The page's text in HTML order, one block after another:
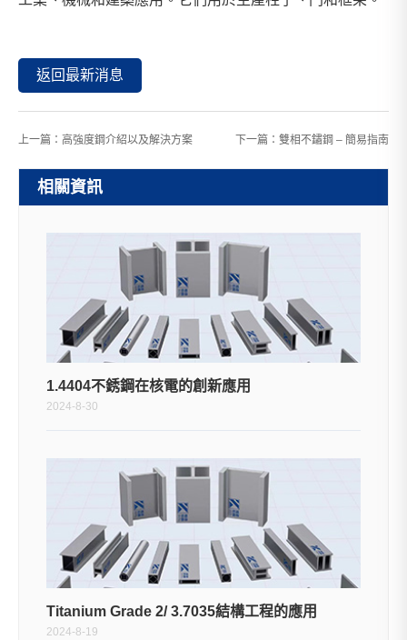
返回最新消息
上一篇： 高強度鋼介紹以及解決方案 下一篇： 雙相不鏽鋼 – 簡易指南
相關資訊
1.4404不銹鋼在核電的創新應用
2024-8-30
Titanium Grade 2/ 3.7035結構工程的應用
2024-8-19